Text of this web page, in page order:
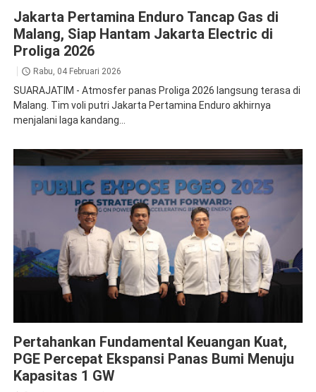
Jakarta Pertamina Enduro Tancap Gas di
Malang, Siap Hantam Jakarta Electric di
Proliga 2026
Rabu, 04 Februari 2026
SUARAJATIM - Atmosfer panas Proliga 2026 langsung terasa di
Malang. Tim voli putri Jakarta Pertamina Enduro akhirnya
menjalani laga kandang...
Pertahankan Fundamental Keuangan Kuat,
PGE Percepat Ekspansi Panas Bumi Menuju
Kapasitas 1 GW